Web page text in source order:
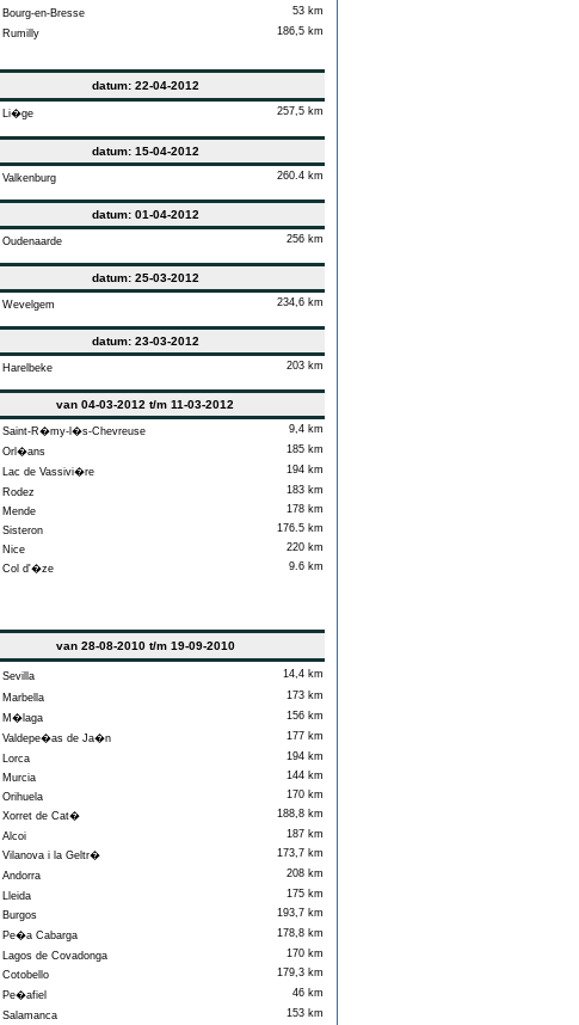
Bourg-en-Bresse
53 km
Rumilly
186,5 km
datum: 22-04-2012
Li�ge 257,5 km
datum: 15-04-2012
Valkenburg 260.4 km
datum: 01-04-2012
Oudenaarde 256 km
datum: 25-03-2012
Wevelgem 234,6 km
datum: 23-03-2012
Harelbeke 203 km
van 04-03-2012 t/m 11-03-2012
Saint-R�my-l�s-Chevreuse
9,4 km
Orl�ans
185 km
Lac de Vassivi�re
194 km
Rodez
183 km
Mende
178 km
Sisteron
176.5 km
Nice
220 km
Col d'�ze
9.6 km
van 28-08-2010 t/m 19-09-2010
Sevilla
14,4 km
Marbella
173 km
M�laga
156 km
Valdepe�as de Ja�n
177 km
Lorca
194 km
Murcia
144 km
Orihuela
170 km
Xorret de Cat�
188,8 km
Alcoi
187 km
Vilanova i la Geltr�
173,7 km
Andorra
208 km
Lleida
175 km
Burgos
193,7 km
Pe�a Cabarga
178,8 km
Lagos de Covadonga
170 km
Cotobello
179,3 km
Pe�afiel
46 km
Salamanca
153 km